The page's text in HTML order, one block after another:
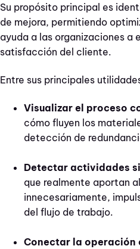
Su propósito principal es
de mejora, permitiendo
ayuda a las organizaciones a
satisfacción del cliente.
Entre sus principales
Visualizar el proceso
cómo fluyen los
detección de
Detectar actividades
que realmente aportan
innecesariamente,
del flujo de trabajo.
Conectar la operación